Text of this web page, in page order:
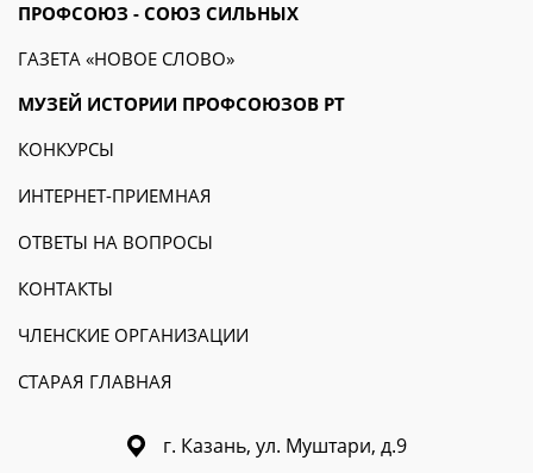
ПРОФСОЮЗ - СОЮЗ СИЛЬНЫХ
ГАЗЕТА «НОВОЕ СЛОВО»
МУЗЕЙ ИСТОРИИ ПРОФСОЮЗОВ РТ
КОНКУРСЫ
ИНТЕРНЕТ-ПРИЕМНАЯ
ОТВЕТЫ НА ВОПРОСЫ
КОНТАКТЫ
ЧЛЕНСКИЕ ОРГАНИЗАЦИИ
СТАРАЯ ГЛАВНАЯ
г. Казань, ул. Муштари, д.9